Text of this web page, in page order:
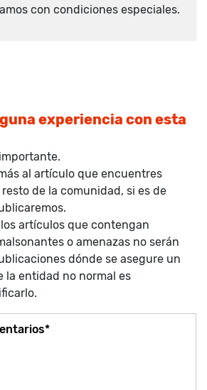
con condiciones especiales.
experiencia con esta
al artículo que encuentres
de la comunidad, si es de
los artículos que contengan
o amenazas no serán
dónde se asegure un
la entidad no normal es